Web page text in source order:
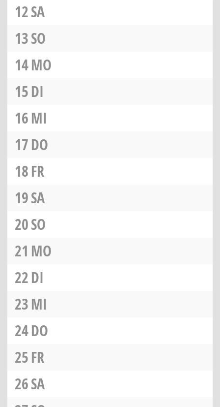
12SA
13SO
14MO
15DI
16MI
17DO
18FR
19SA
20SO
21 MO
22DI
23MI
24DO
25FR
26SA